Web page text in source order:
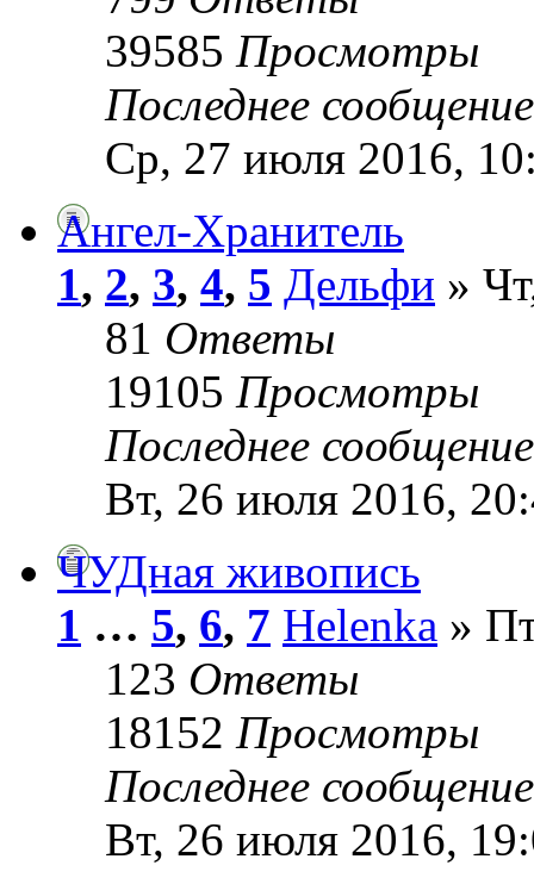
39585 Просмотры
Последнее
Ср, 27 июля 2016,
Ангел-Хранитель
1, 2, 3, 4, 5 Дельфи »
81 Ответы
19105 Просмотры
Последнее
Вт, 26 июля 2016,
ЧУДная живопись
1 … 5, 6, 7 Helenka »
123 Ответы
18152 Просмотры
Последнее
Вт, 26 июля 2016,